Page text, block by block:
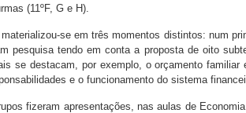
(11ºF, G e H).
se em três momentos distintos: num
pesquisa tendo em conta a proposta de oito
se destacam, por exemplo, o orçamento
e o funcionamento do sistema
fizeram apresentações, nas aulas de